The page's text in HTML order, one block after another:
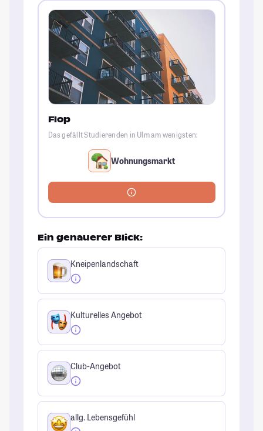
Flop
Das gefällt Studierenden in Ulm am wenigsten:
Wohnungsmarkt
Ein genauerer Blick:
Kneipenlandschaft
Kulturelles Angebot
Club-Angebot
allg. Lebensgefühl